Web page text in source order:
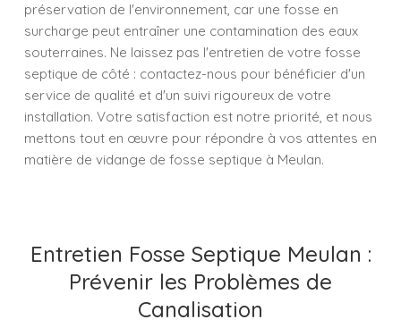
préservation de l'environnement, car une fosse en
surcharge peut entraîner une contamination des eaux
souterraines. Ne laissez pas l'entretien de votre fosse
septique de côté : contactez-nous pour bénéficier d'un
service de qualité et d'un suivi rigoureux de votre
installation. Votre satisfaction est notre priorité, et nous
mettons tout en œuvre pour répondre à vos attentes en
matière de vidange de fosse septique à Meulan.
Entretien Fosse Septique Meulan :
Prévenir les Problèmes de
Canalisation